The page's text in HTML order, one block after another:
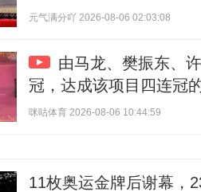
元气满分吖 2026-08-06 02:03:08
由马龙、樊振东、
冠，达成该项目四连冠
咪咕体育 2026-08-06 10:44:59
11枚奥运金牌后谢幕，